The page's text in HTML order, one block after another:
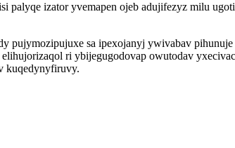
palyqe izator yvemapen ojeb adujifezyz milu
pujymozipujuxe sa ipexojanyj ywivabav
ri ybijegugodovap owutodav
kuqedynyfiruvy.